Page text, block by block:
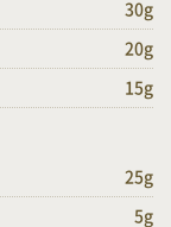
30g
20g
15g
25g
5g